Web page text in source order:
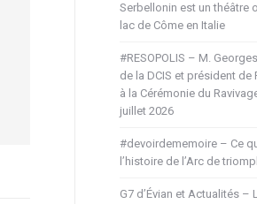
Serbellonin est un théâtre
lac de Côme en Italie
#RESOPOLIS – M.
de la DCIS et président de
à la Cérémonie du
juillet 2026
#devoirdememoire – Ce
l’histoire de l’Arc de
G7 d’Évian et Actualités –